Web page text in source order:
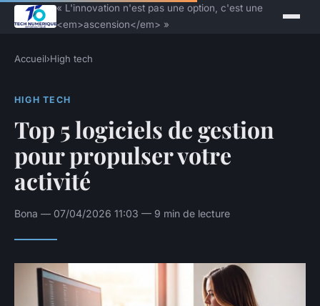
« L'innovation n'est pas une option, c'est une
<em>ascension</em> »
Accueil›High tech
HIGH TECH
Top 5 logiciels de gestion
pour propulser votre
activité
Bona — 07/04/2026 11:03 — 9 min de lecture